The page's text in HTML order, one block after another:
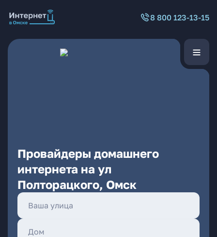
8 800 123-13-15
Провайдеры домашнего
интернета на ул
Полторацкого, Омск